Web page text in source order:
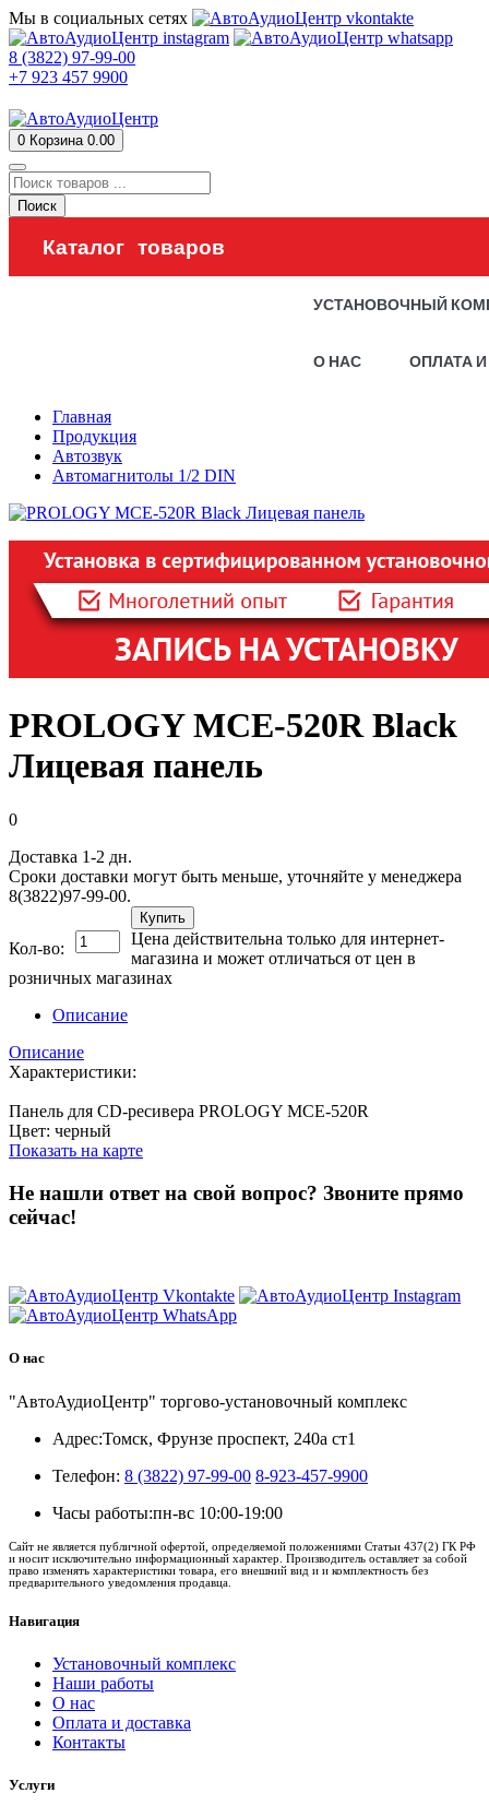
Мы в социальных сетях
8 (3822) 97-99-00
+7 923 457 9900
0 Корзина 0.00
Поиск
Каталог товаров
УСТАНОВОЧНЫЙ
О НАС ОПЛАТА
Главная
Продукция
Автозвук
Автомагнитолы 1/2 DIN
PROLOGY MCE-520R Black
Лицевая панель
0
Доставка 1-2 дн.
Сроки доставки могут быть меньше, уточняйте у менеджера
8(3822)97-99-00.
Кол-во:
Купить
Цена действительна только для интернет-
магазина и может отличаться от цен в
розничных магазинах
Описание
Описание
Характеристики:
Панель для CD-ресивера PROLOGY MCE-520R
Цвет: черный
Показать на карте
Не нашли ответ на свой вопрос? Звоните прямо
сейчас!
О нас
"АвтоАудиоЦентр" торгово-установочный комплекс
Адрес:Томск, Фрунзе проспект, 240а ст1
Телефон: 8 (3822) 97-99-00 8-923-457-9900
Часы работы:пн-вс 10:00-19:00
Сайт не является публичной офертой, определяемой положениями Статьи 437(2) ГК РФ
и носит исключительно информационный характер. Производитель оставляет за собой
право изменять характеристики товара, его внешний вид и и комплектность без
предварительного уведомления продавца.
Навигация
Установочный комплекс
Наши работы
О нас
Оплата и доставка
Контакты
Услуги